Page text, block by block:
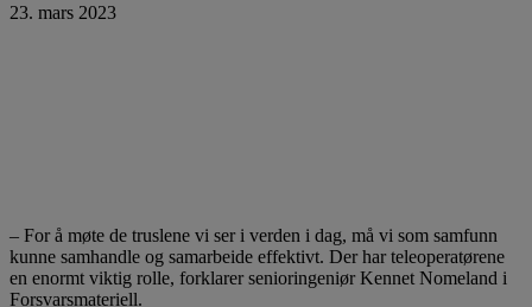
23. mars 2023
– For å møte de truslene vi ser i verden i dag, må vi som samfunn
kunne samhandle og samarbeide effektivt. Der har teleoperatørene
en enormt viktig rolle, forklarer senioringeniør Kennet Nomeland i
Forsvarsmateriell.